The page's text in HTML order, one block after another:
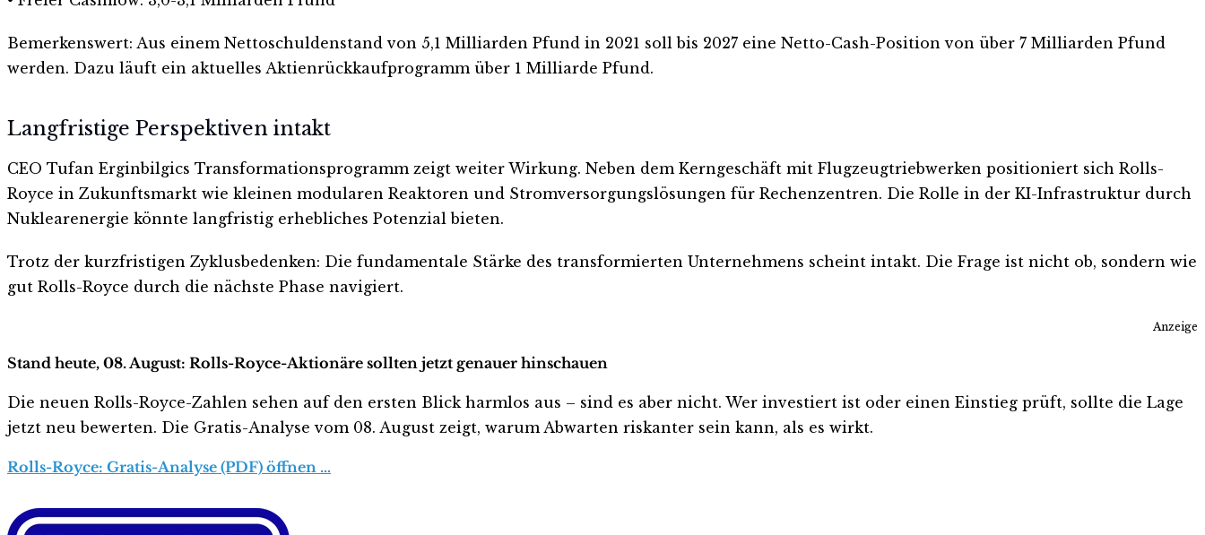
Bemerkenswert: Aus einem Nettoschuldenstand von 5,1 Milliarden Pfund in 2021 soll bis 2027 eine Netto-Cash-Position von über 7 Milliarden Pfund
werden. Dazu läuft ein aktuelles Aktienrückkaufprogramm über 1 Milliarde Pfund.
Langfristige Perspektiven intakt
CEO Tufan Erginbilgics Transformationsprogramm zeigt weiter Wirkung. Neben dem Kerngeschäft mit Flugzeugtriebwerken positioniert sich Rolls-
Royce in Zukunftsmarkt wie kleinen modularen Reaktoren und Stromversorgungslösungen für Rechenzentren. Die Rolle in der KI-Infrastruktur durch
Nuklearenergie könnte langfristig erhebliches Potenzial bieten.
Trotz der kurzfristigen Zyklusbedenken: Die fundamentale Stärke des transformierten Unternehmens scheint intakt. Die Frage ist nicht ob, sondern wie
gut Rolls-Royce durch die nächste Phase navigiert.
Anzeige
Stand heute, 08. August: Rolls-Royce-Aktionäre sollten jetzt genauer hinschauen
Die neuen Rolls-Royce-Zahlen sehen auf den ersten Blick harmlos aus – sind es aber nicht. Wer investiert ist oder einen Einstieg prüft, sollte die Lage
jetzt neu bewerten. Die Gratis-Analyse vom 08. August zeigt, warum Abwarten riskanter sein kann, als es wirkt.
Rolls-Royce: Gratis-Analyse (PDF) öffnen …